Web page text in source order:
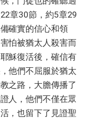
章30節，約5章29
確實的信心和領
怕被猶太人殺害而
穌復活後，確信有
他們不屈服於猶太
之路，大膽傳播了
人，他們不僅在眾
，也留下了見證聖